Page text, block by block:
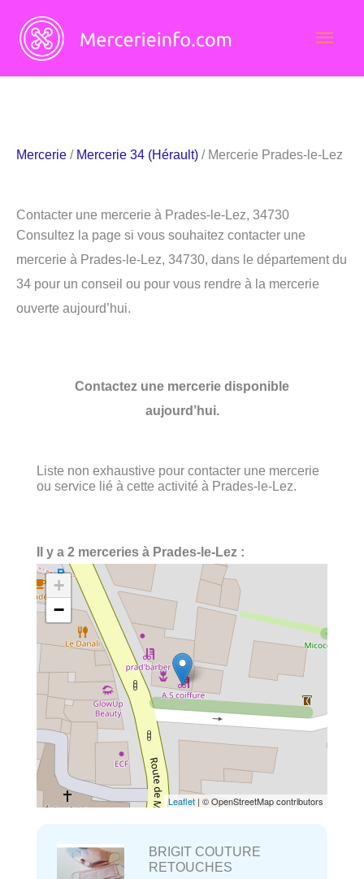
contenu
Mercerie / Mercerie 34 (Hérault) / Mercerie Prades-le-Lez
Contacter une mercerie à Prades-le-Lez, 34730
Consultez la page si vous souhaitez contacter une
mercerie à Prades-le-Lez, 34730, dans le département du
34 pour un conseil ou pour vous rendre à la mercerie
ouverte aujourd’hui.
Contactez une mercerie disponible
aujourd’hui.
Liste non exhaustive pour contacter une mercerie
ou service lié à cette activité à Prades-le-Lez.
Il y a 2 merceries à Prades-le-Lez :
+
−
Leaflet | © OpenStreetMap contributors
BRIGIT COUTURE
RETOUCHES